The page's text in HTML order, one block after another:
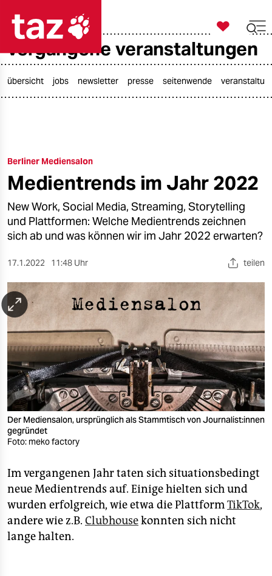
taz zahl ich
öko
gesellschaft
kultur
nord
wahrheit
verlag
verlag
veranstaltungen
shop
unterstützen
abo
genossenschaft

taz zahl ich
vergangene veranstaltungen
übersicht jobs newsletter presse seitenwende
Berliner Mediensalon
Medientrends im Jahr 2022
New Work, Social Media, Streaming, Storytelling
und Plattformen: Welche Medientrends zeichnen
sich ab und was können wir im Jahr 2022 erwarten?
17.1.2022 11:48 Uhr teilen
Der Mediensalon, ursprünglich als Stammtisch von Journalist:innen
gegründet
Foto: meko factory
Im vergangenen Jahr taten sich situationsbedingt
neue Medientrends auf. Einige hielten sich und
wurden erfolgreich, wie etwa die PlattformTikTok,
andere wie z.B. Clubhousekonnten sich nicht
lange halten.